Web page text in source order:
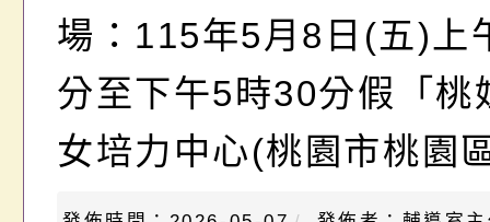
場：115年5月8日(五)上
分至下午5時30分假「桃
女培力中心(桃園市桃園